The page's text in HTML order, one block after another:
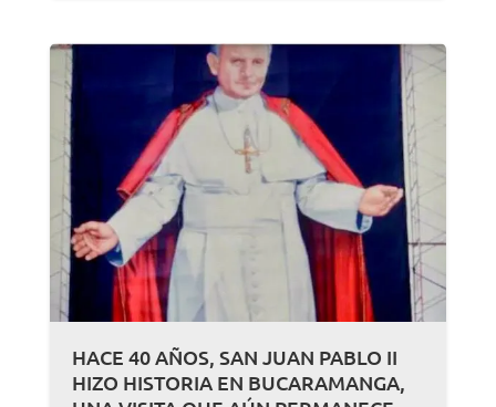
HACE 40 AÑOS, SAN JUAN PABLO II
HIZO HISTORIA EN BUCARAMANGA,